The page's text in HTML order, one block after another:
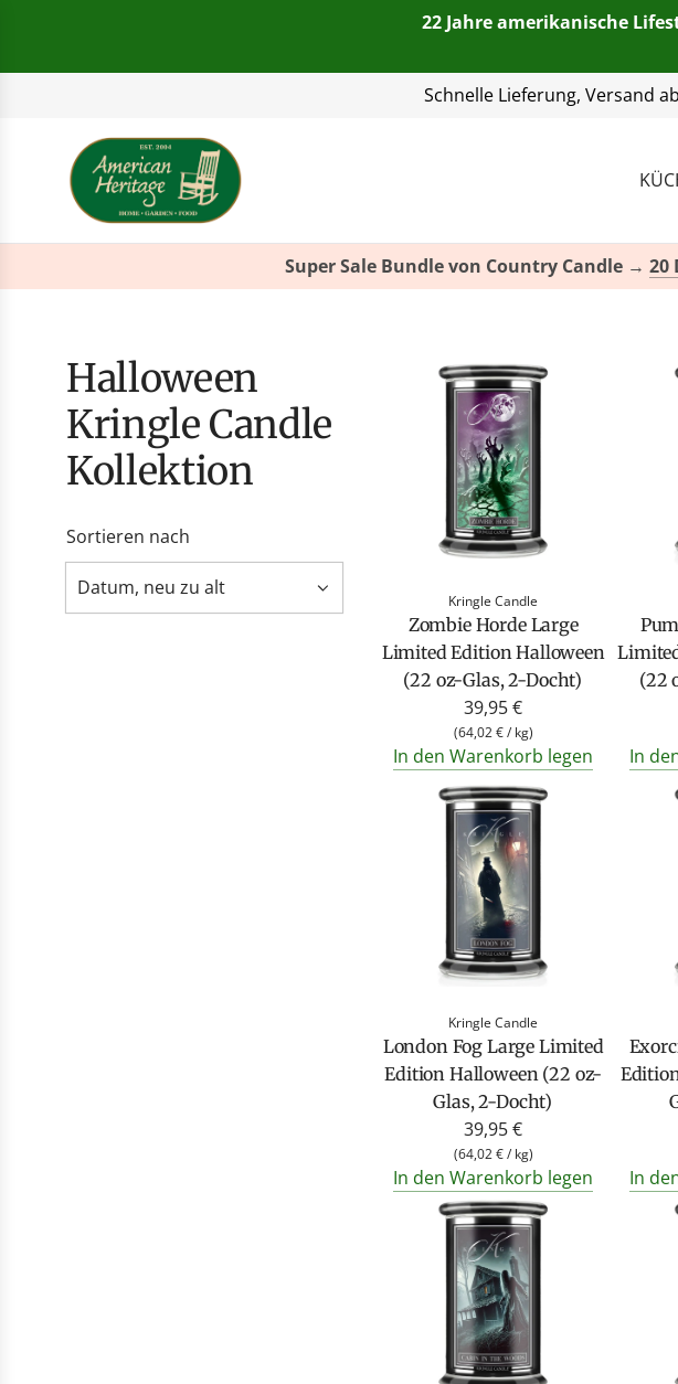
22 Jahre amerikanische
+49(0)821 455 254 00| E-Mail:
Super Sale Bundle von Country Candle → 20
Halloween
Kringle Candle
Kollektion
Sortieren nach
Kringle Candle
Zombie Horde Large
Limited Edition Halloween
(22 oz-Glas, 2-Docht)
39,95 €
(64,02 €/ kg)
In den Warenkorb legen
(22
In
Kringle Candle
London Fog Large Limited
Edition Halloween (22 oz-
Glas, 2-Docht)
39,95 €
(64,02 €/ kg)
In den Warenkorb legen In